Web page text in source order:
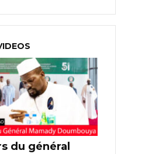
du général